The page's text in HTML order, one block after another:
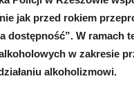
jak przed rokiem
dostępność”. W ramach
w zakresie
alkoholizmowi.